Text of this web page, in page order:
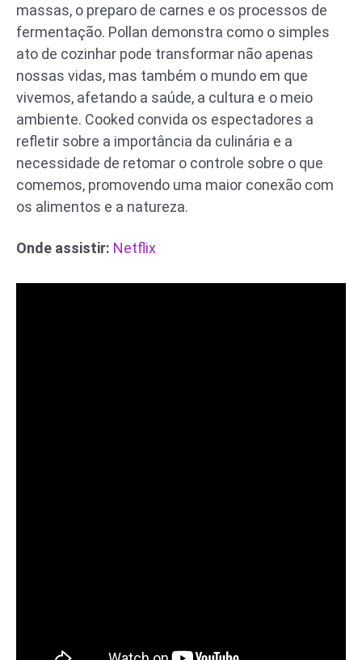
massas, o preparo de carnes e os processos de
fermentação. Pollan demonstra como o simples
ato de cozinhar pode transformar não apenas
nossas vidas, mas também o mundo em que
vivemos, afetando a saúde, a cultura e o meio
ambiente. Cooked convida os espectadores a
refletir sobre a importância da culinária e a
necessidade de retomar o controle sobre o que
comemos, promovendo uma maior conexão com
os alimentos e a natureza.
Onde assistir: Netflix